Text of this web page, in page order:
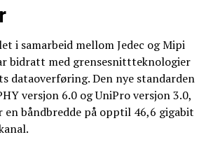
i samarbeid mellom Jedec og Mipi
bidratt med grensesnittteknologier
dataoverføring. Den nye standarden
versjon 6.0 og UniPro versjon 3.0,
en båndbredde på opptil 46,6 gigabit